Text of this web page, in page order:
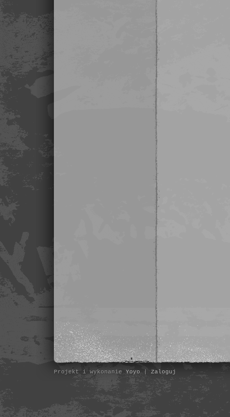
Projekt i wykonanie Yoyo Zaloguj